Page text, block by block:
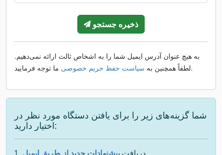
ذخیره جستجو
به هیچ عنوان آدرس ایمیل شما را به اشخاص ثالث ارائه نمی‌دهیم.
لطفاً همچنین به سیاست حفظ حریم خصوصی ما توجه فرمایید.
شما گزینه‌های زیر را برای یافتن دستگاه مورد نظر در
اختیار دارید:
دریافت پیشنهادات جدید از طریق ایمیل